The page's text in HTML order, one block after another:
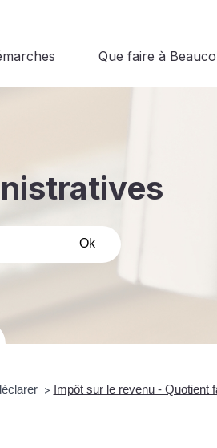
Que faire à
> Impôt sur le revenu - Quotient